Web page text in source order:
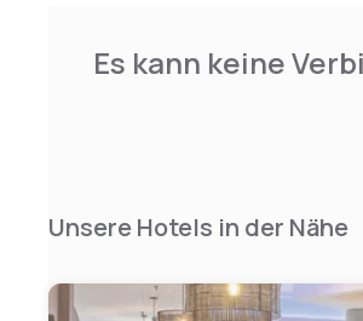
Es kann keine
Unsere Hotels in der Nähe